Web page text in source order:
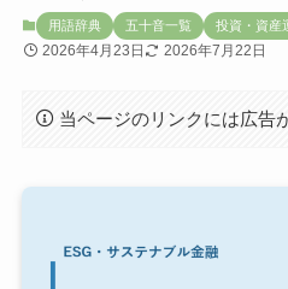
用語辞典 五十音一覧 投資・資産
2026年4月23日 2026年7月22日
当ページのリンクには広告